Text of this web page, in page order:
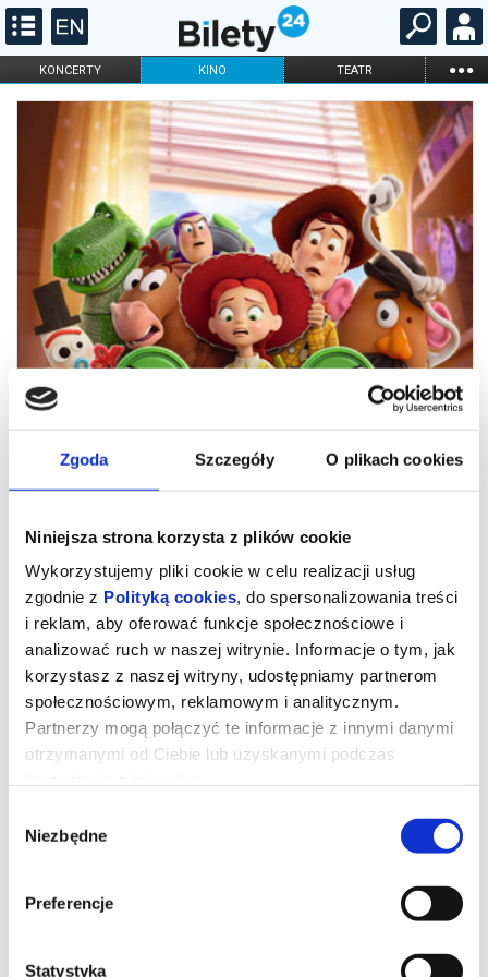
Zgoda Szczegóły O plikach cookies
Niniejsza strona korzysta z plików cookie
Wykorzystujemy pliki cookie w celu realizacji usług
zgodnie z Polityką cookies, do spersonalizowania treści
i reklam, aby oferować funkcje społecznościowe i
analizować ruch w naszej witrynie. Informacje o tym, jak
korzystasz z naszej witryny, udostępniamy partnerom
społecznościowym, reklamowym i analitycznym.
Partnerzy mogą połączyć te informacje z innymi danymi
otrzymanymi od Ciebie lub uzyskanymi podczas
zgody
Niezbędne
Preferencje
Statystyka
KONCERTY KINO TEATR ...
FILHARMONIA OPERA I BALET
STAND-UP
ONLINE KARNETY
produkcji Disney i Pixar. Tym razem czeka je zupełnie nowe
wyzwanie - świat technologii. Buzz, Woody, Jessie i reszta paczki
muszą zmierzyć się z rzeczywistością, w której uwagę dzieci
Reżyserem filmu jest Andrew Stanton, współreżyserką Kenna